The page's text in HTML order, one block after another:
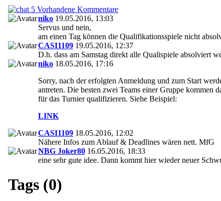
5 Vorhandene Kommentare
niko 19.05.2016, 13:03
Servus und nein,
am einen Tag können die Qualifikationsspiele nicht
CASI1109 19.05.2016, 12:37
D.h. dass am Samstag direkt alle Qualispiele absolviert
niko 18.05.2016, 17:16
Sorry, nach der erfolgten Anmeldung und zum Start
antreten. Die besten zwei Teams einer Gruppe kommen
für das Turnier qualifizieren. Siehe Beispiel:
LINK
CASI1109 18.05.2016, 12:02
Nähere Infos zum Ablauf & Deadlines wären nett. MfG
NBG Joker80 16.05.2016, 18:33
eine sehr gute idee. Dann kommt hier wieder neuer
Tags (0)